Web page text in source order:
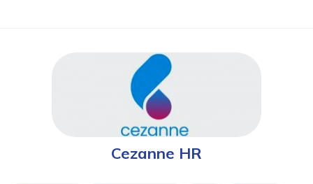
Cezanne HR